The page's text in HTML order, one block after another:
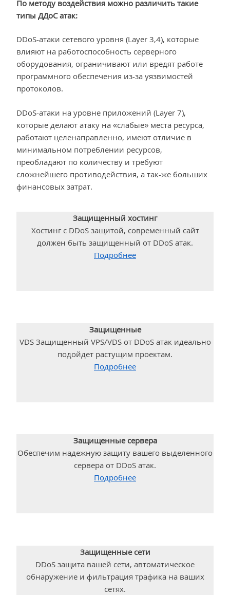
По методу воздействия можно различить такие
типы ДДоС атак:
DDoS-атаки сетевого уровня (Layer 3,4), которые
влияют на работоспособность серверного
оборудования, ограничивают или вредят работе
программного обеспечения из-за уязвимостей
протоколов.
DDoS-атаки на уровне приложений (Layer 7),
которые делают атаку на «слабые» места ресурса,
работают целенаправленно, имеют отличие в
минимальном потреблении ресурсов,
преобладают по количеству и требуют
сложнейшего противодействия, а так-же больших
финансовых затрат.
Защищенный хостинг
Хостинг с DDoS защитой, современный сайт
должен быть защищенный от DDoS атак.
Подробнее
Защищенные
VDS Защищенный VPS/VDS от DDoS атак идеально
подойдет растущим проектам.
Подробнее
Защищенные сервера
Обеспечим надежную защиту вашего выделенного
сервера от DDoS атак.
Подробнее
Защищенные сети
DDoS защита вашей сети, автоматическое
обнаружение и фильтрация трафика на ваших
сетях.